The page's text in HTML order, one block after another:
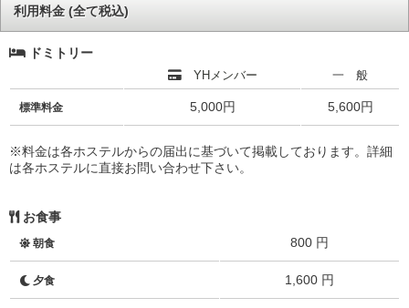
利用料金 (全て税込)
ドミトリー
YHメンバー 一 般
標準料金 5,000円 5,600円
※料金は各ホステルからの届出に基づいて掲載しております。詳細
は各ホステルに直接お問い合わせ下さい。
お食事
朝食 800 円
夕食 1,600 円